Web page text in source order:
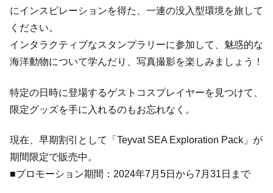
にインスピレーションを得た、一連の没入型環境を旅して
ください。
インタラクティブなスタンプラリーに参加して、魅惑的な
海洋動物について学んだり、写真撮影を楽しみましょう！
特定の日時に登場するゲストコスプレイヤーを見つけて、
限定グッズを手に入れるのもお忘れなく。
現在、早期割引として「Teyvat SEA Exploration Pack」が
期間限定で販売中。
■プロモーション期間：2024年7月5日から7月31日まで